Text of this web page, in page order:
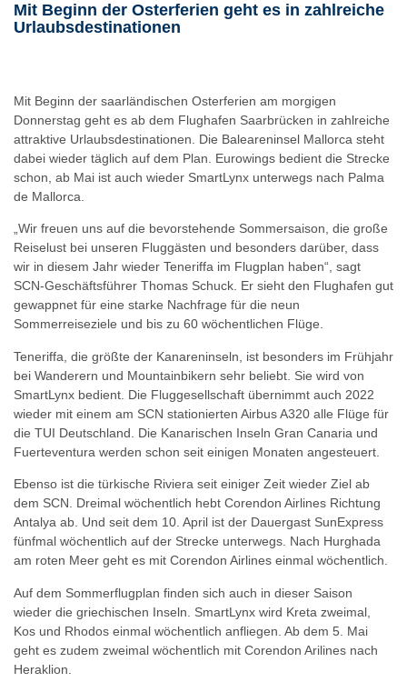
Mit Beginn der Osterferien geht es in zahlreiche
Urlaubsdestinationen
Mit Beginn der saarländischen Osterferien am morgigen
Donnerstag geht es ab dem Flughafen Saarbrücken in zahlreiche
attraktive Urlaubsdestinationen. Die Baleareninsel Mallorca steht
dabei wieder täglich auf dem Plan. Eurowings bedient die Strecke
schon, ab Mai ist auch wieder SmartLynx unterwegs nach Palma
de Mallorca.
„Wir freuen uns auf die bevorstehende Sommersaison, die große
Reiselust bei unseren Fluggästen und besonders darüber, dass
wir in diesem Jahr wieder Teneriffa im Flugplan haben“, sagt
SCN-Geschäftsführer Thomas Schuck. Er sieht den Flughafen gut
gewappnet für eine starke Nachfrage für die neun
Sommerreiseziele und bis zu 60 wöchentlichen Flüge.
Teneriffa, die größte der Kanareninseln, ist besonders im Frühjahr
bei Wanderern und Mountainbikern sehr beliebt. Sie wird von
SmartLynx bedient. Die Fluggesellschaft übernimmt auch 2022
wieder mit einem am SCN stationierten Airbus A320 alle Flüge für
die TUI Deutschland. Die Kanarischen Inseln Gran Canaria und
Fuerteventura werden schon seit einigen Monaten angesteuert.
Ebenso ist die türkische Riviera seit einiger Zeit wieder Ziel ab
dem SCN. Dreimal wöchentlich hebt Corendon Airlines Richtung
Antalya ab. Und seit dem 10. April ist der Dauergast SunExpress
fünfmal wöchentlich auf der Strecke unterwegs. Nach Hurghada
am roten Meer geht es mit Corendon Airlines einmal wöchentlich.
Auf dem Sommerflugplan finden sich auch in dieser Saison
wieder die griechischen Inseln. SmartLynx wird Kreta zweimal,
Kos und Rhodos einmal wöchentlich anfliegen. Ab dem 5. Mai
geht es zudem zweimal wöchentlich mit Corendon Arilines nach
Heraklion.